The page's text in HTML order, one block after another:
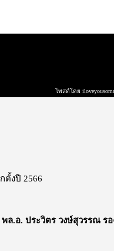
โพสต์โดย
ตั้งปี 2566
พล.อ. ประวิตร วงษ์สุวรรณ ร